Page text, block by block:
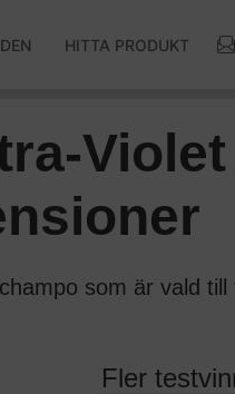
HITTA PRODUKT
som är vald
Fler